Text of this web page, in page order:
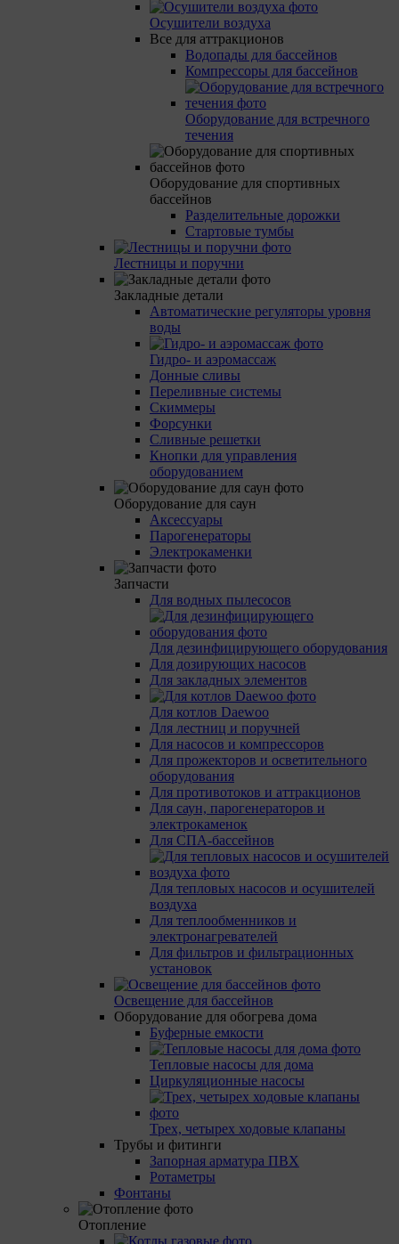
Осушители воздуха
Все для аттракционов
Водопады для бассейнов
Компрессоры для бассейнов
Оборудование для встречного
течения
Оборудование для спортивных
бассейнов
Разделительные дорожки
Стартовые тумбы
Лестницы и поручни
Закладные детали
Автоматические регуляторы уровня
воды
Гидро- и аэромассаж
Донные сливы
Переливные системы
Скиммеры
Форсунки
Сливные решетки
Кнопки для управления
оборудованием
Оборудование для саун
Аксессуары
Парогенераторы
Электрокаменки
Запчасти
Для водных пылесосов
Для дезинфицирующего оборудования
Для дозирующих насосов
Для закладных элементов
Для котлов Daewoo
Для лестниц и поручней
Для насосов и компрессоров
Для прожекторов и осветительного
оборудования
Для противотоков и аттракционов
Для саун, парогенераторов и
электрокаменок
Для СПА-бассейнов
Для тепловых насосов и осушителей
воздуха
Для теплообменников и
электронагревателей
Для фильтров и фильтрационных
установок
Освещение для бассейнов
Оборудование для обогрева дома
Буферные емкости
Тепловые насосы для дома
Циркуляционные насосы
Трех, четырех ходовые клапаны
Трубы и фитинги
Запорная арматура ПВХ
Ротаметры
Фонтаны
Отопление